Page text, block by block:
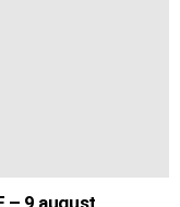
– 9 august